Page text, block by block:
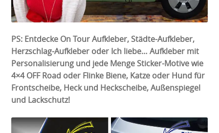
PS: Entdecke On Tour Aufkleber, Städte-Aufkleber,
Herzschlag-Aufkleber oder Ich liebe… Aufkleber mit
Personalisierung und jede Menge Sticker-Motive wie
4×4 OFF Road oder Flinke Biene, Katze oder Hund für
Frontscheibe, Heck und Heckscheibe, Außenspiegel
und Lackschutz!